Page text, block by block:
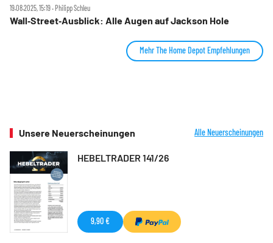
19.08.2025, 15:19 ‧ Philipp Schleu
Wall‑Street‑Ausblick: Alle Augen auf Jackson Hole
Mehr The Home Depot Empfehlungen
Unsere Neuerscheinungen Alle Neuerscheinungen
HEBELTRADER 141/26
9,90 €